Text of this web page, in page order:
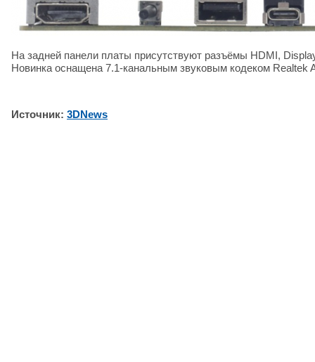
На задней панели платы присутствуют разъёмы HDMI,
Новинка оснащена 7.1-канальным звуковым кодеком Realtek
Источник: 3DNews